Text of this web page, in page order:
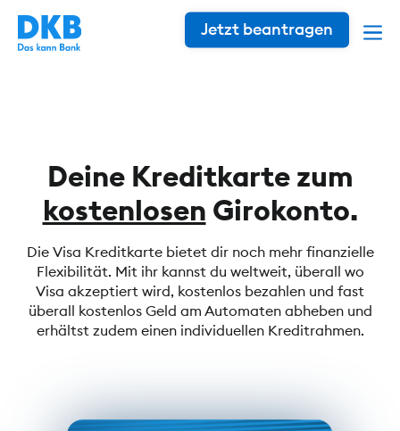
Jetzt beantragen
Deine Kreditkarte zum
kostenlosen Girokonto.
Die Visa Kreditkarte bietet dir noch mehr finanzielle
Flexibilität. Mit ihr kannst du weltweit, überall wo
Visa akzeptiert wird, kostenlos bezahlen und fast
überall kostenlos Geld am Automaten abheben und
erhältst zudem einen individuellen Kreditrahmen.